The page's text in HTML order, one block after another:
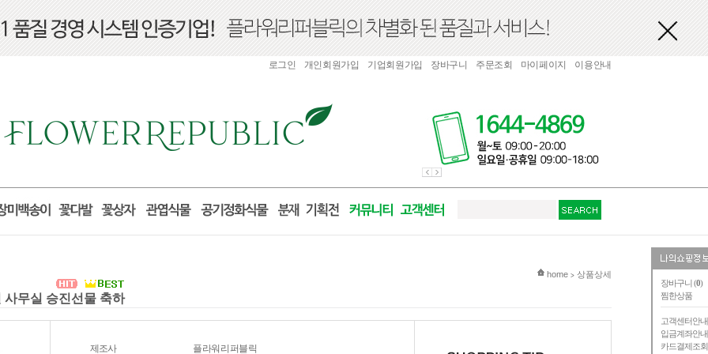
장바구니 (0)
찜한상품
고객센터안내
입금계좌안내
카드결제조회
로그인 개인회원가입 기업회원가입 장바구니 주문조회 마이페이지 이용안내
현재 위치
home > 상품상세
무실 승진선물 축하
제조사 플라워리퍼블릭